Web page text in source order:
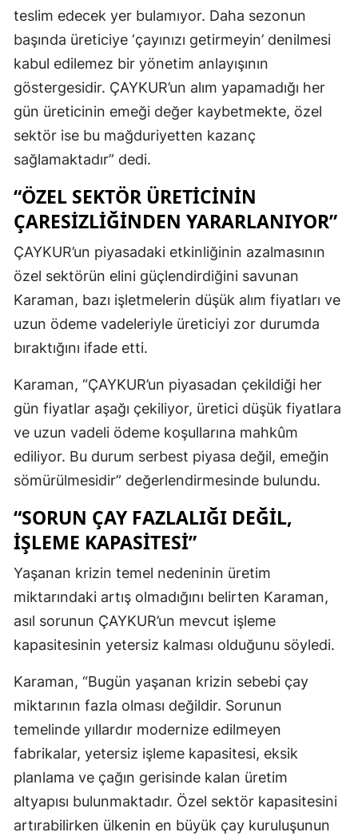
teslim edecek yer bulamıyor. Daha sezonun
başında üreticiye ‘çayınızı getirmeyin’ denilmesi
kabul edilemez bir yönetim anlayışının
göstergesidir. ÇAYKUR’un alım yapamadığı her
gün üreticinin emeği değer kaybetmekte, özel
sektör ise bu mağduriyetten kazanç
sağlamaktadır” dedi.
“ÖZEL SEKTÖR ÜRETICININ
ÇARESIZLIĞINDEN YARARLANIYOR”
ÇAYKUR’un piyasadaki etkinliğinin azalmasının
özel sektörün elini güçlendirdiğini savunan
Karaman, bazı işletmelerin düşük alım fiyatları ve
uzun ödeme vadeleriyle üreticiyi zor durumda
bıraktığını ifade etti.
Karaman, “ÇAYKUR’un piyasadan çekildiği her
gün fiyatlar aşağı çekiliyor, üretici düşük fiyatlara
ve uzun vadeli ödeme koşullarına mahkûm
ediliyor. Bu durum serbest piyasa değil, emeğin
sömürülmesidir” değerlendirmesinde bulundu.
“SORUN ÇAY FAZLALIĞI DEĞIL,
İŞLEME KAPASITESI”
Yaşanan krizin temel nedeninin üretim
miktarındaki artış olmadığını belirten Karaman,
asıl sorunun ÇAYKUR’un mevcut işleme
kapasitesinin yetersiz kalması olduğunu söyledi.
Karaman, “Bugün yaşanan krizin sebebi çay
miktarının fazla olması değildir. Sorunun
temelinde yıllardır modernize edilmeyen
fabrikalar, yetersiz işleme kapasitesi, eksik
planlama ve çağın gerisinde kalan üretim
altyapısı bulunmaktadır. Özel sektör kapasitesini
artırabilirken ülkenin en büyük çay kuruluşunun